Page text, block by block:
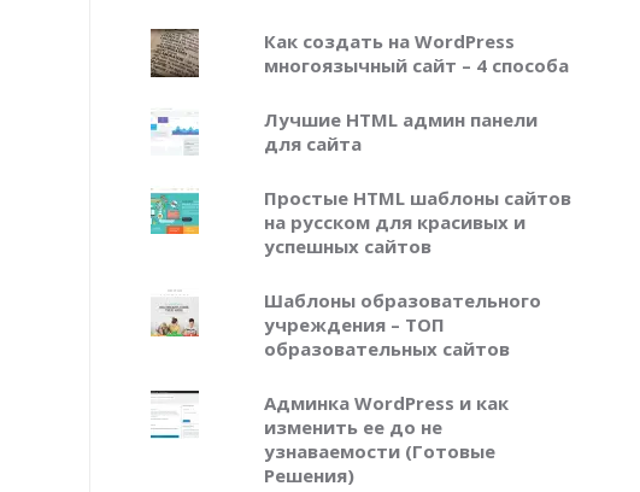
Как создать на WordPress
многоязычный сайт – 4 способа
Лучшие HTML админ панели
для сайта
Простые HTML шаблоны сайтов
на русском для красивых и
успешных сайтов
Шаблоны образовательного
учреждения – ТОП
образовательных сайтов
Админка WordPress и как
изменить ее до не
узнаваемости (Готовые
Решения)